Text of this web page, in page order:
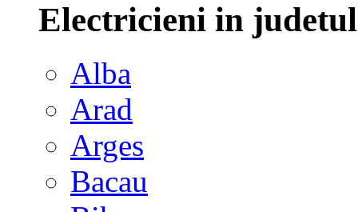
Electricieni in
Alba
Arad
Arges
Bacau